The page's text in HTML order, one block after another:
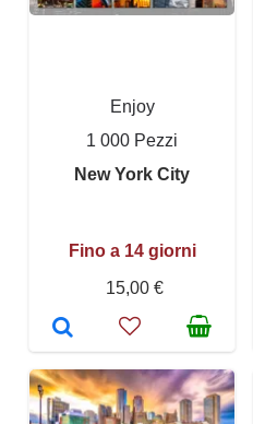
Enjoy
1 000 Pezzi
New York City
Fino a 14 giorni
15,00 €